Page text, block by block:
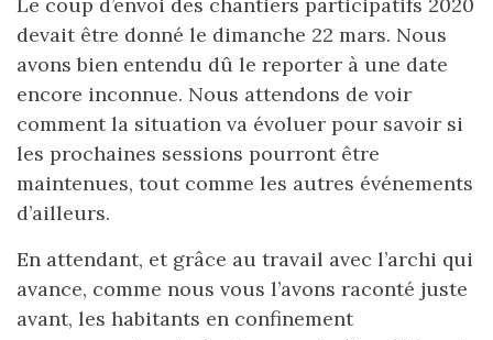
Le coup d’envoi des chantiers participatifs 2020
devait être donné le dimanche 22 mars. Nous
avons bien entendu dû le reporter à une date
encore inconnue. Nous attendons de voir
comment la situation va évoluer pour savoir si
les prochaines sessions pourront être
maintenues, tout comme les autres événements
d’ailleurs.
En attendant, et grâce au travail avec l’archi qui
avance, comme nous vous l’avons raconté juste
avant, les habitants en confinement